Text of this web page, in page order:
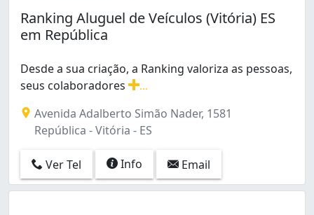
Goiabeiras (10)
Gurigica (3)
Ilha de Santa Maria (6)
Ilha do Frade (1)
Ilha do Príncipe (1)
Jabour (13)
Jardim Camburi (17)
Jardim da Penha (1)
Jucutuquara (1)
Maria Ortiz (1)
Ranking Aluguel de Veículos (Vitória) ES
em República
Desde a sua criação, a Ranking valoriza as pessoas,
seus colaboradores
Avenida Adalberto Simão Nader, 1581
República - Vitória - ES
Ver Tel Info Email